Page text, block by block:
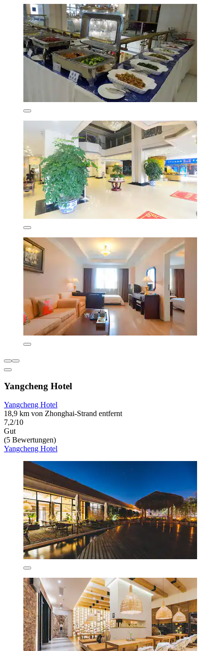
Yangcheng Hotel
Yangcheng Hotel
18,9 km von Zhonghai-Strand entfernt
7,2/10
Gut
(5 Bewertungen)
Yangcheng Hotel